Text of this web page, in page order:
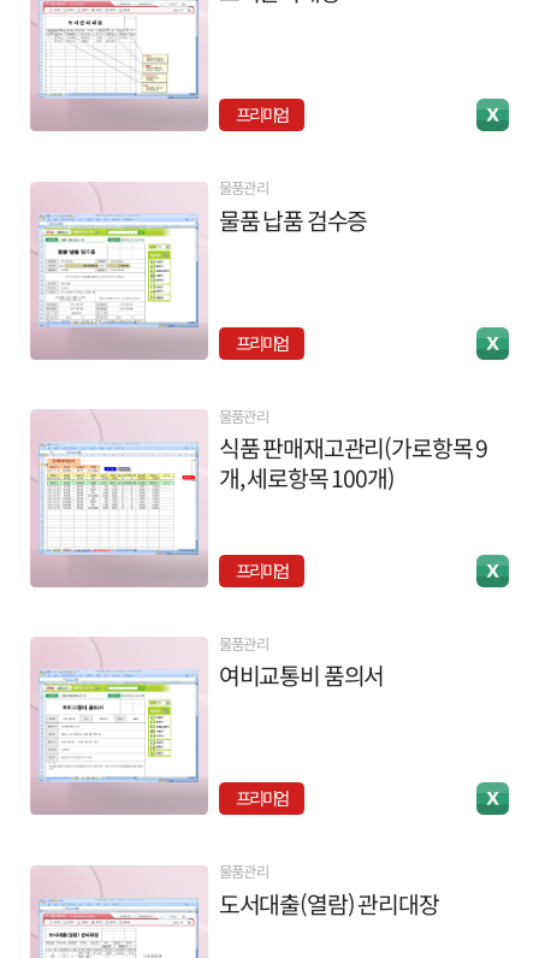
프리미엄
물품관리
물품 납품 검수증
프리미엄
물품관리
식품 판매재고관리(가로항목 9
개, 세로항목 100개)
프리미엄
물품관리
여비교통비 품의서
프리미엄
물품관리
도서대출(열람) 관리대장